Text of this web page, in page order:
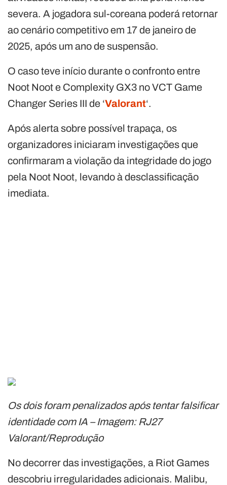
severa. A jogadora sul-coreana poderá retornar
ao cenário competitivo em 17 de janeiro de
2025, após um ano de suspensão.
O caso teve início durante o confronto entre
Noot Noot e Complexity GX3 no VCT Game
Changer Series III de ‘Valorant‘.
Após alerta sobre possível trapaça, os
organizadores iniciaram investigações que
confirmaram a violação da integridade do jogo
pela Noot Noot, levando à desclassificação
imediata.
Os dois foram penalizados após tentar falsificar
identidade com IA – Imagem: RJ27
Valorant/Reprodução
No decorrer das investigações, a Riot Games
descobriu irregularidades adicionais. Malibu,